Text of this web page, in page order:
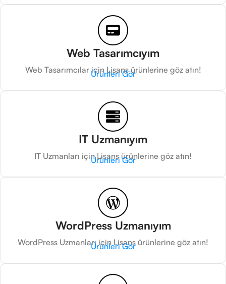
Web Tasarımcıyım
Web Tasarımcılar için Lisans ürünlerine göz atın!
Ürünleri Gör
IT Uzmanıyım
IT Uzmanları için Lisans ürünlerine göz atın!
Ürünleri Gör
WordPress Uzmanıyım
WordPress Uzmanları için Lisans ürünlerine göz atın!
Ürünleri Gör